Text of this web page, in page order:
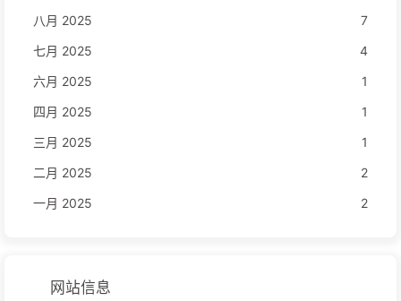
八月 2025
7
七月 2025
4
六月 2025
1
四月 2025
1
三月 2025
1
二月 2025
2
一月 2025
2
网站信息